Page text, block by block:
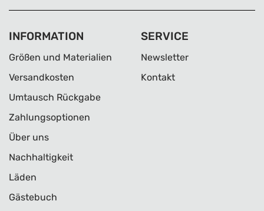
INFORMATION
Größen und Materialien
Versandkosten
Umtausch Rückgabe
Zahlungsoptionen
Über uns
Nachhaltigkeit
Läden
Gästebuch
SERVICE
Newsletter
Kontakt